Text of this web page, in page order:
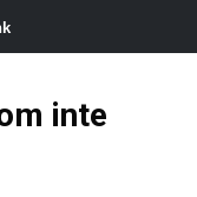
inte